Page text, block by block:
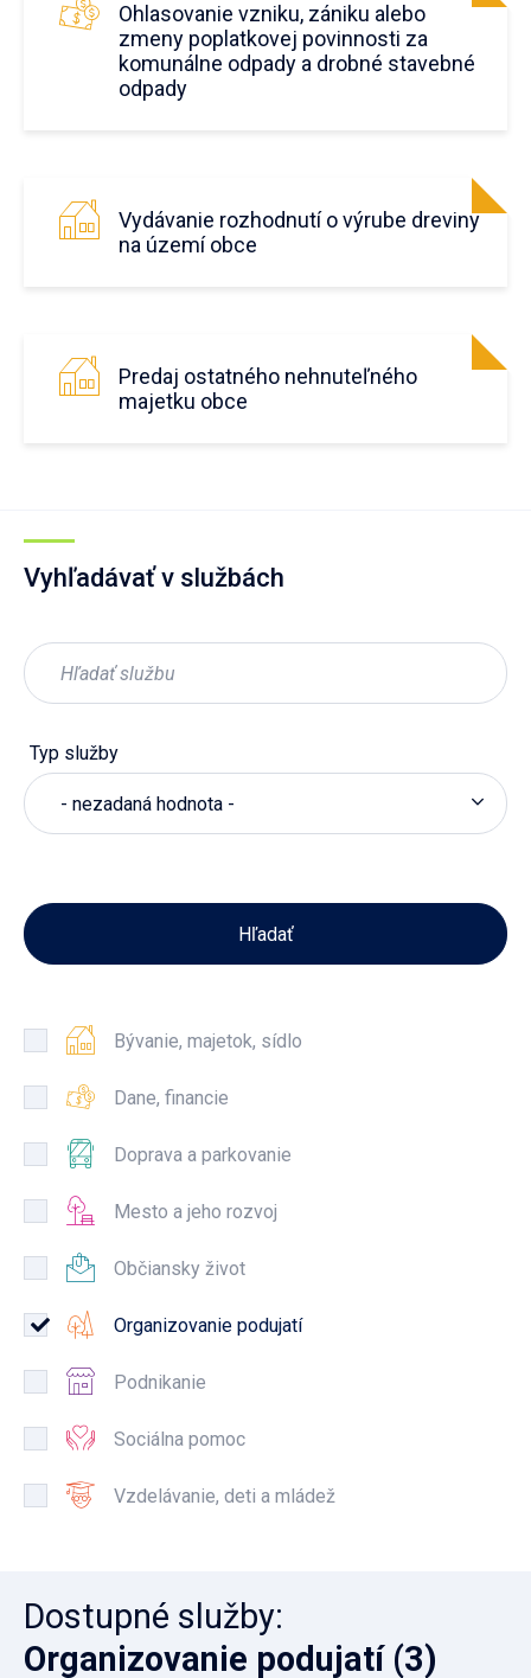
Ohlasovanie vzniku, zániku alebo
zmeny poplatkovej povinnosti za
komunálne odpady a drobné stavebné
odpady
Vydávanie rozhodnutí o výrube dreviny
na území obce
Predaj ostatného nehnuteľného
majetku obce
Vyhľadávať v službách
Typ služby
- nezadaná hodnota -
Bývanie, majetok, sídlo
Dane, financie
Doprava a parkovanie
Mesto a jeho rozvoj
Občiansky život
Organizovanie podujatí
Podnikanie
Sociálna pomoc
Vzdelávanie, deti a mládež
Dostupné služby:
Organizovanie podujatí (3)